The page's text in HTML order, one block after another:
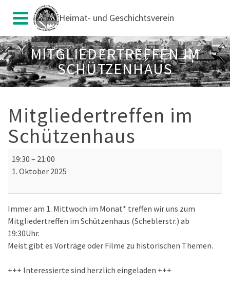
Heimat- und Geschichtsverein
MITGLIEDERTREFFEN IM
SCHÜTZENHAUS
Mitgliedertreffen im
Schützenhaus
Mitgliedertreffen
im
19:30 – 21:00
1. Oktober 2025
Immer am 1. Mittwoch im Monat* treffen wir uns zum
Mitgliedertreffen im Schützenhaus (Scheblerstr.) ab
19:30Uhr.
Meist gibt es Vorträge oder Filme zu historischen Themen.
+++ Interessierte sind herzlich eingeladen +++